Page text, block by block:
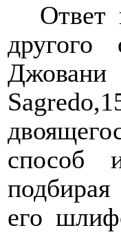
Ответ
другого
Sagredo
способ
его